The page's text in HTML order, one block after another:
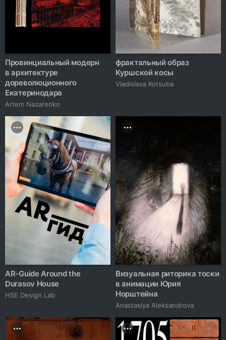
Провинциальный модерн
в архитектуре
дореволюционного
Екатеринодара
Artem Nazarenko
фрактальный образ
Куршской косы
Vladislava Kotsuba
AR-Guide Around the
Durasov House
HSE Design Lab
Визуальная риторика тоски
в анимации Юрия
Норштейна
Anastasiya Aleksandrova